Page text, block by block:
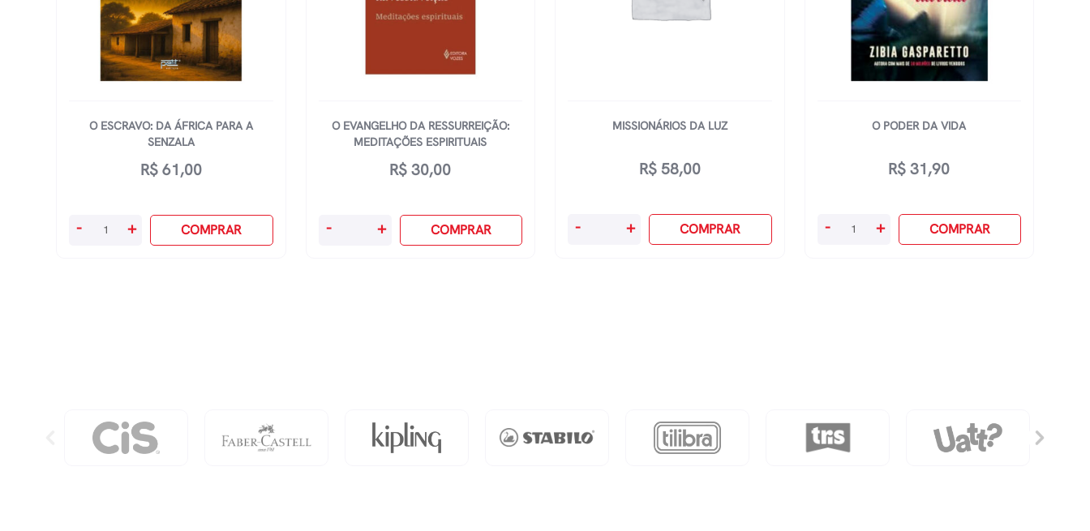
O ESCRAVO: DA ÁFRICA PARA A
SENZALA
R$61,00
O- + COMPRAR
O EVANGELHO DA RESSURREIÇÃO:
MEDITAÇÕES ESPIRITUAIS
R$ 30,00
O- + COMPRAR
MISSIONÁRIOS DA LUZ
R$58,00
Missionários
- + COMPRAR
O PODER DA VIDA
R$ 31,90
O- + COMPRAR